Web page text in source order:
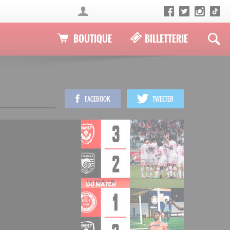
BOUTIQUE BILLETTERIE
FACEBOOK TWEETER